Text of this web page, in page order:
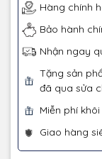
Hàng chính
Bảo hành
Nhận ngay
Tặng sản
đã qua sửa
Miễn phí
Giao hàng